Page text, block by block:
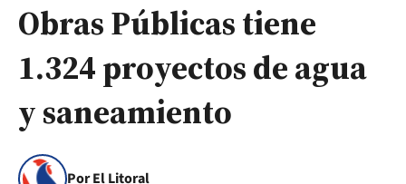
Obras Públicas tiene
1.324 proyectos de agua
y saneamiento
Por El Litoral